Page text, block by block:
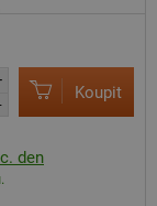
Koupit
den